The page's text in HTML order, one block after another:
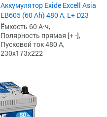
Аккумулятор Exide Excell Asia
EB605 (60 Ah) 480 А, L+ D23
Ёмкость 60 А·ч,
Полярность прямая [+ -],
Пусковой ток 480 А,
230x173x222